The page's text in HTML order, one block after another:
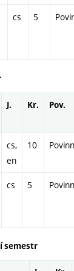
cs 5
J. Kr. Pov.
cs,
en
10
cs 5
semestr